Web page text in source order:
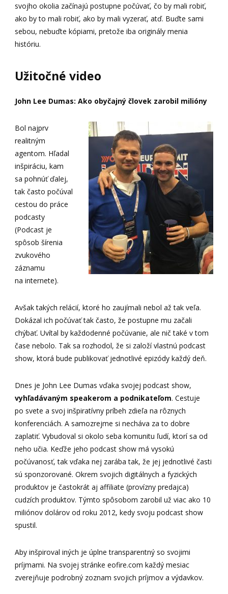
svojho okolia začínajú postupne počúvať, čo by mali robiť,
ako by to mali robiť, ako by mali vyzerať, atď. Buďte sami
sebou, nebuďte kópiami, pretože iba originály menia
históriu.
Užitočné video
John Lee Dumas: Ako obyčajný človek zarobil milióny
Bol najprv
realitným
agentom. Hľadal
inšpiráciu, kam
sa pohnúť ďalej,
tak často počúval
cestou do práce
podcasty
(Podcast je
spôsob šírenia
zvukového
záznamu
na internete).
Avšak takých relácií, ktoré ho zaujímali nebol až tak veľa.
Dokázal ich počúvať tak často, že postupne mu začali
chýbať. Uvítal by každodenné počúvanie, ale nič také v tom
čase nebolo. Tak sa rozhodol, že si založí vlastnú podcast
show, ktorá bude publikovať jednotlivé epizódy každý deň.
Dnes je John Lee Dumas vďaka svojej podcast show,
vyhľadávaným speakerom a podnikateľom. Cestuje
po svete a svoj inšpiratívny príbeh zdieľa na rôznych
konferenciách. A samozrejme si necháva za to dobre
zaplatiť. Vybudoval si okolo seba komunitu ľudí, ktorí sa od
neho učia. Keďže jeho podcast show má vysokú
počúvanosť, tak vďaka nej zarába tak, že jej jednotlivé časti
sú sponzorované. Okrem svojich digitálnych a fyzických
produktov je častokrát aj affiliate (provízny predajca)
cudzích produktov. Týmto spôsobom zarobil už viac ako 10
miliónov dolárov od roku 2012, kedy svoju podcast show
spustil.
Aby inšpiroval iných je úplne transparentný so svojimi
príjmami. Na svojej stránke eofire.com každý mesiac
zverejňuje podrobný zoznam svojich príjmov a výdavkov.